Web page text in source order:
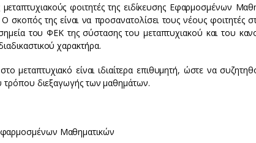
φοιτητές της ειδίκευσης Εφαρμοσμένων
σκοπός της είναι να προσανατολίσει τους νέους φοιτητές
του ΦΕΚ της σύστασης του μεταπτυχιακού και του
χαρακτήρα.
είναι ιδιαίτερα επιθυμητή, ώστε να
τρόπου διεξαγωγής των μαθημάτων.
Μαθηματικών